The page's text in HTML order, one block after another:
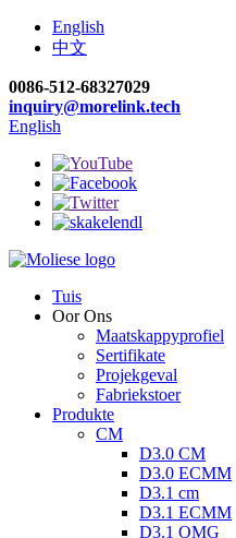
English
中文
0086-512-68327029
inquiry@morelink.tech
English
Tuis
Oor Ons
Maatskappyprofiel
Sertifikate
Projekgeval
Fabriekstoer
Produkte
CM
D3.0 CM
D3.0 ECMM
D3.1 cm
D3.1 ECMM
D3.1 OMG